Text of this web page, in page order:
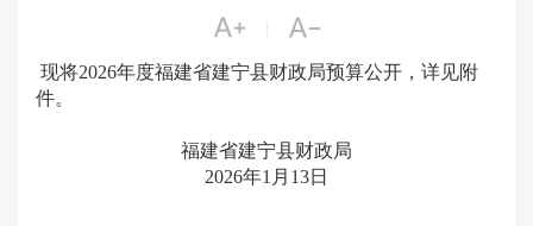
 
现将2026年度福建省建宁县财政局预算公开，详见附
件。
福建省建宁县财政局
2026年1月13日